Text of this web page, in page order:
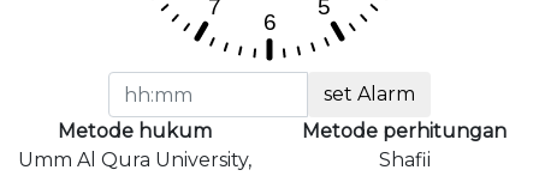
set Alarm
Metode hukum
Umm Al Qura University,
Metode perhitungan
Shafii